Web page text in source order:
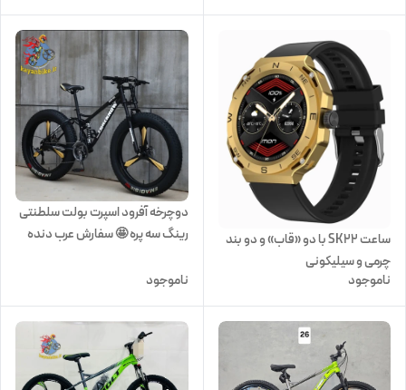
ساعت SK22 با دو «قاب» و دو بند
چرمی و سیلیکونی
ناموجود
دوچرخه آفرود اسپرت بولت سلطنتی
رینگ سه پره 🤩 سفارش عرب دنده
ناموجود